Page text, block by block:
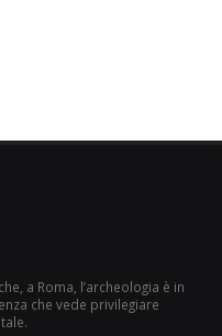
a Roma, l’archeologia è in
che vede privilegiare